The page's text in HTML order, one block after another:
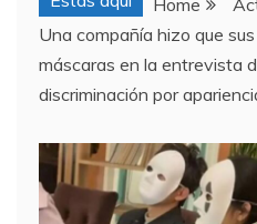
Home
Una compañía hizo que
máscaras en la entrevista
discriminación por